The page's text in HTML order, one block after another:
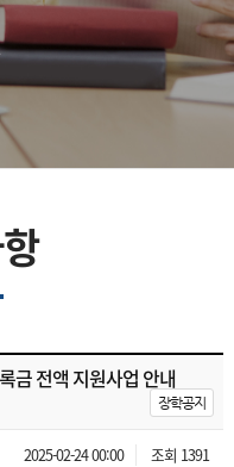
금 전액 지원사업 안내
장학공지
2025-02-24 00:00 조회 1391